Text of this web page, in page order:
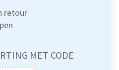
retour
MET CODE